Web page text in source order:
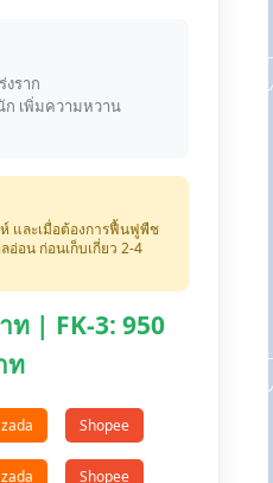
งราก
ก เพิ่มความหวาน
และเมื่อต้องการฟื้นฟูพืช
อ่อน ก่อนเก็บเกี่ยว 2-4
ท | FK-3: 950
ท
Shopee
Shopee